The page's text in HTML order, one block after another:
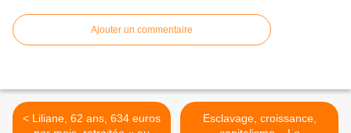
Ajouter un commentaire
< Liliane, 62 ans, 634 euros
Esclavage, croissance,